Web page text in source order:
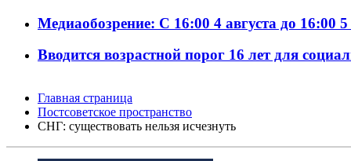
Медиаобозрение: С 16:00 4 августа до 16:00 5
Вводится возрастной порог 16 лет для
Главная страница
Постсоветское пространство
СНГ: существовать нельзя исчезнуть